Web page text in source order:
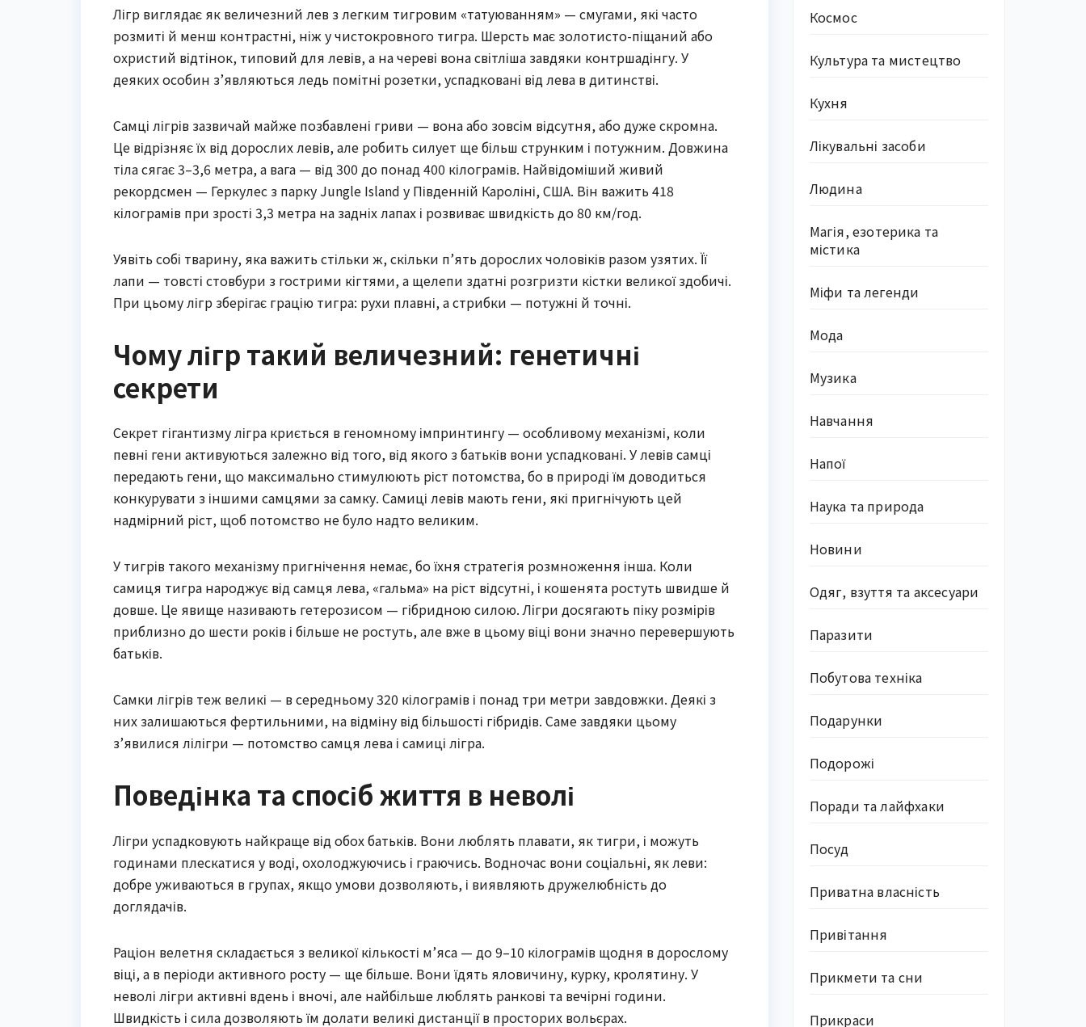
Лігр виглядає як величезний лев з легким тигровим «татуюванням» — смугами, які часто
розмиті й менш контрастні, ніж у чистокровного тигра. Шерсть має золотисто-піщаний або
охристий відтінок, типовий для левів, а на череві вона світліша завдяки контршадінгу. У
деяких особин з’являються ледь помітні розетки, успадковані від лева в дитинстві.
Самці лігрів зазвичай майже позбавлені гриви — вона або зовсім відсутня, або дуже скромна.
Це відрізняє їх від дорослих левів, але робить силует ще більш струнким і потужним. Довжина
тіла сягає 3–3,6 метра, а вага — від 300 до понад 400 кілограмів. Найвідоміший живий
рекордсмен — Геркулес з парку Jungle Island у Південній Кароліні, США. Він важить 418
кілограмів при зрості 3,3 метра на задніх лапах і розвиває швидкість до 80 км/год.
Уявіть собі тварину, яка важить стільки ж, скільки п’ять дорослих чоловіків разом узятих. Її
лапи — товсті стовбури з гострими кігтями, а щелепи здатні розгризти кістки великої здобичі.
При цьому лігр зберігає грацію тигра: рухи плавні, а стрибки — потужні й точні.
Чому лігр такий величезний: генетичні
секрети
Секрет гігантизму лігра криється в геномному імпринтингу — особливому механізмі, коли
певні гени активуються залежно від того, від якого з батьків вони успадковані. У левів самці
передають гени, що максимально стимулюють ріст потомства, бо в природі їм доводиться
конкурувати з іншими самцями за самку. Самиці левів мають гени, які пригнічують цей
надмірний ріст, щоб потомство не було надто великим.
У тигрів такого механізму пригнічення немає, бо їхня стратегія розмноження інша. Коли
самиця тигра народжує від самця лева, «гальма» на ріст відсутні, і кошенята ростуть швидше й
довше. Це явище називають гетерозисом — гібридною силою. Лігри досягають піку розмірів
приблизно до шести років і більше не ростуть, але вже в цьому віці вони значно перевершують
батьків.
Самки лігрів теж великі — в середньому 320 кілограмів і понад три метри завдовжки. Деякі з
них залишаються фертильними, на відміну від більшості гібридів. Саме завдяки цьому
з’явилися лілігри — потомство самця лева і самиці лігра.
Поведінка та спосіб життя в неволі
Лігри успадковують найкраще від обох батьків. Вони люблять плавати, як тигри, і можуть
годинами плескатися у воді, охолоджуючись і граючись. Водночас вони соціальні, як леви:
добре уживаються в групах, якщо умови дозволяють, і виявляють дружелюбність до
доглядачів.
Раціон велетня складається з великої кількості м’яса — до 9–10 кілограмів щодня в дорослому
віці, а в періоди активного росту — ще більше. Вони їдять яловичину, курку, кролятину. У
неволі лігри активні вдень і вночі, але найбільше люблять ранкові та вечірні години.
Швидкість і сила дозволяють їм долати великі дистанції в просторих вольєрах.
Космос
Культура та мистецтво
Кухня
Лікувальні засоби
Людина
Магія, езотерика та
містика
Міфи та легенди
Мода
Музика
Навчання
Напої
Наука та природа
Новини
Одяг, взуття та аксесуари
Паразити
Побутова техніка
Подарунки
Подорожі
Поради та лайфхаки
Посуд
Приватна власність
Привітання
Прикмети та сни
Прикраси